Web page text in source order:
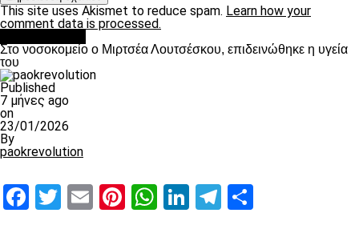
This site uses Akismet to reduce spam. Learn how your
comment data is processed.
Στο νοσοκομείο ο Μιρτσέα Λουτσέσκου, επιδεινώθηκε η υγεία
του
Published
7 μήνες ago
on
23/01/2026
By
paokrevolution
Facebook
Twitter
EmailPinterest
WhatsApp
LinkedIn
Telegram